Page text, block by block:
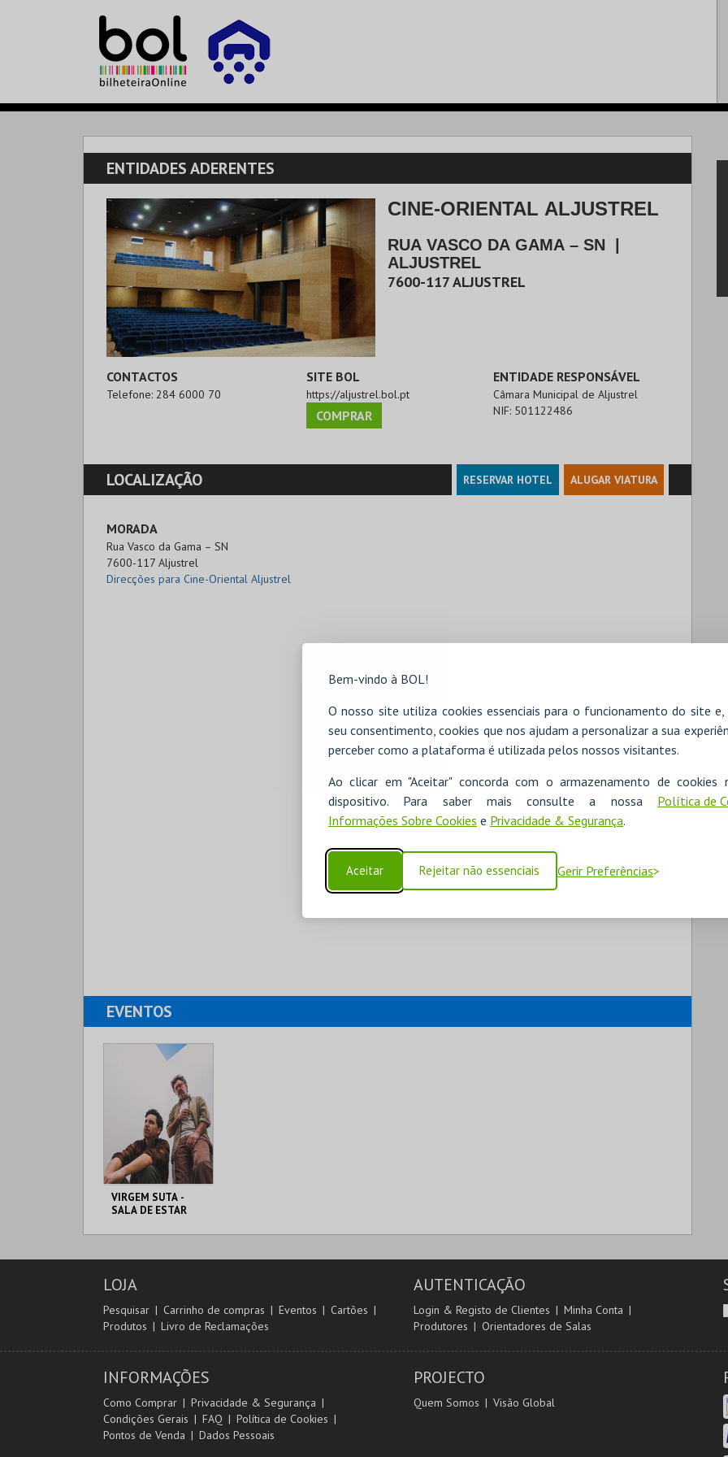
Bem-vindo à BOL!
O nosso site utiliza cookies essenciais para o funcionamento do site
seu consentimento, cookies que nos ajudam a personalizar a sua
perceber como a plataforma é utilizada pelos nossos visitantes.
Ao clicar em "Aceitar" concorda com o armazenamento de cookies
dispositivo. Para saber mais consulte a nossa Política de
Informações Sobre Cookies e Privacidade & Segurança.
Aceitar Rejeitar não essenciais Gerir Preferências
ENTIDADES ADERENTES
CINE-ORIENTAL ALJUSTREL
RUA VASCO DA GAMA – SN
ALJUSTREL
7600-117ALJUSTREL
CONTACTOS
Telefone: 284 6000 70
SITE BOL
https://aljustrel.bol.pt
COMPRAR
ENTIDADE RESPONSÁVEL
Câmara Municipal de Aljustrel
NIF: 501122486
LOCALIZAÇÃO RESERVAR HOTEL ALUGAR VIATURA
MORADA
Rua Vasco da Gama – SN
7600-117 Aljustrel
Direcções para Cine-Oriental Aljustrel
EVENTOS
VIRGEM SUTA -
SALA DE ESTAR
ALJUSTREL
COMPRAR
LOJA
Pesquisar Carrinho de compras Eventos
Cartões
Produtos
Livro de Reclamações
AUTENTICAÇÃO
Login & Registo de Clientes
Minha Conta
Produtores
Orientadores de Salas
INFORMAÇÕES
Como Comprar
Privacidade & Segurança
Condições Gerais
FAQ
Política de Cookies
Pontos de Venda
Dados Pessoais
PROJECTO
Quem Somos Visão Global